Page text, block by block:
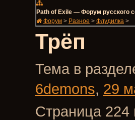
Path of Exile — Форум русского
Форум > Разное > Флудилка >
Трёп
Тема в
6demons, 29
Страница 224